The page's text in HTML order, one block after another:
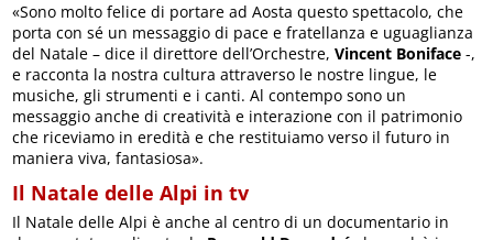
«Sono molto felice di portare ad Aosta questo spettacolo, che
porta con sé un messaggio di pace e fratellanza e uguaglianza
del Natale – dice il direttore dell’Orchestre,Vincent Boniface -,
e racconta la nostra cultura attraverso le nostre lingue, le
musiche, gli strumenti e i canti. Al contempo sono un
messaggio anche di creatività e interazione con il patrimonio
che riceviamo in eredità e che restituiamo verso il futuro in
maniera viva, fantasiosa».
Il Natale delle Alpi in tv
Il Natale delle Alpi è anche al centro di un documentario in